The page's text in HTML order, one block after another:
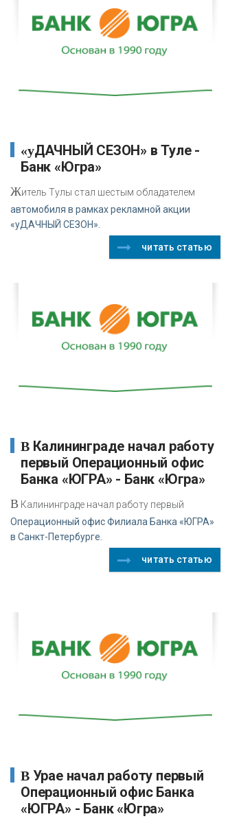
«уДАЧНЫЙ СЕЗОН» в Туле -
Банк «Югра»
Житель Тулы стал шестым обладателем
автомобиля в рамках рекламной акции
«уДАЧНЫЙ СЕЗОН».
читать статью
В Калининграде начал работу
первый Операционный офис
Банка «ЮГРА» - Банк «Югра»
В Калининграде начал работу первый
Операционный офис Филиала Банка «ЮГРА»
в Санкт-Петербурге.
читать статью
В Урае начал работу первый
Операционный офис Банка
«ЮГРА» - Банк «Югра»